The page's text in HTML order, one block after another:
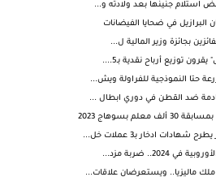
استلام جنينها بعد ولادته و...
البرازيل في ضحايا الفيضانات
بجائزة وزير المالية ل...
توزيع أرباح نقدية بـ5....
حتا النموذجية للفراولة ويش...
ضد القطن في دوري ابطال ...
بسوهاج 2023
ادخار بـ3 عملات خل...
2024.. ضربة مزد...
ماليزيا.. ويستعرضان علاقات...